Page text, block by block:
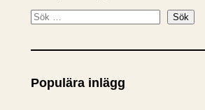
S
k
Sök
Populära inlägg